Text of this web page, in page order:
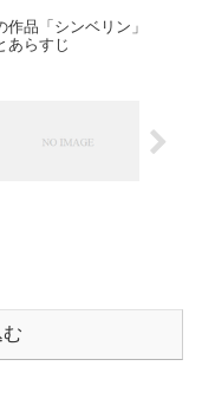
作品「シンベリン」
あらすじ